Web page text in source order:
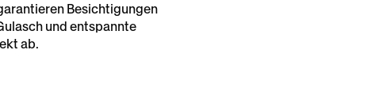
Besichtigungen
und entspannte
ab.